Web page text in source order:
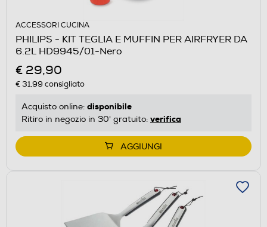
ACCESSORI CUCINA
PHILIPS - KIT TEGLIA E MUFFIN PER AIRFRYER DA
6.2L HD9945/01-Nero
€ 29,90
€ 31,99 consigliato
Acquisto online: disponibile
Ritiro in negozio in 30' gratuito: verifica
AGGIUNGI